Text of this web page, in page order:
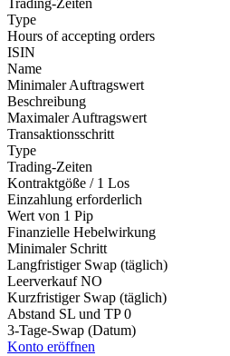
Trading-Zeiten
Type
Hours of accepting orders
ISIN
Name
Minimaler Auftragswert
Beschreibung
Maximaler Auftragswert
Transaktionsschritt
Type
Trading-Zeiten
Kontraktgöße / 1 Los
Einzahlung erforderlich
Wert von 1 Pip
Finanzielle Hebelwirkung
Minimaler Schritt
Langfristiger Swap (täglich)
Leerverkauf NO
Kurzfristiger Swap (täglich)
Abstand SL und TP 0
3-Tage-Swap (Datum)
Konto eröffnen